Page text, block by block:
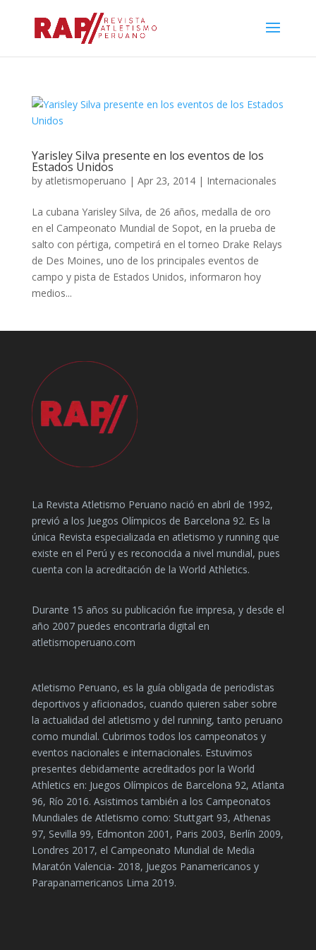
Yarisley Silva presente en los eventos de los
Estados Unidos
by atletismoperuano | Apr 23, 2014| Internacionales
La cubana Yarisley Silva, de 26 años, medalla de oro
en el Campeonato Mundial de Sopot, en la prueba de
salto con pértiga, competirá en el torneo Drake Relays
de Des Moines, uno de los principales eventos de
campo y pista de Estados Unidos, informaron hoy
medios...
La Revista Atletismo Peruano nació en abril de 1992,
previó a los Juegos Olímpicos de Barcelona 92. Es la
única Revista especializada en atletismo y running que
existe en el Perú y es reconocida a nivel mundial, pues
cuenta con la acreditación de la World Athletics.
Durante 15 años su publicación fue impresa, y desde el
año 2007 puedes encontrarla digital en
atletismoperuano.com
Atletismo Peruano, es la guía obligada de periodistas
deportivos y aficionados, cuando quieren saber sobre
la actualidad del atletismo y del running, tanto peruano
como mundial. Cubrimos todos los campeonatos y
eventos nacionales e internacionales. Estuvimos
presentes debidamente acreditados por la World
Athletics en: Juegos Olímpicos de Barcelona 92, Atlanta
96, Río 2016. Asistimos también a los Campeonatos
Mundiales de Atletismo como: Stuttgart 93, Athenas
97, Sevilla 99, Edmonton 2001, Paris 2003, Berlín 2009,
Londres 2017, el Campeonato Mundial de Media
Maratón Valencia- 2018, Juegos Panamericanos y
Parapanamericanos Lima 2019.